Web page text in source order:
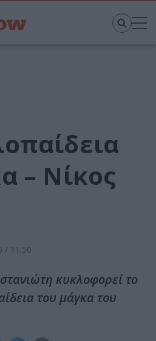
– Νίκος
/ 11:50
κυκλοφορεί το
του μάγκα του